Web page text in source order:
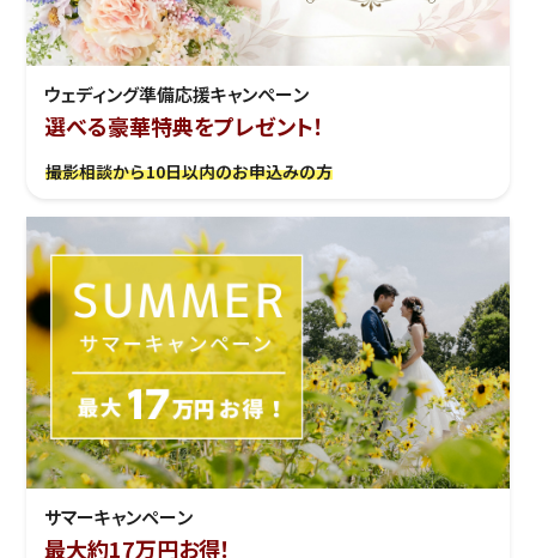
ウェディング準備応援キャンぺーン
選べる豪華特典をプレゼント！
撮影相談から10日以内のお申込みの方
サマーキャンペーン
最大約17万円お得！